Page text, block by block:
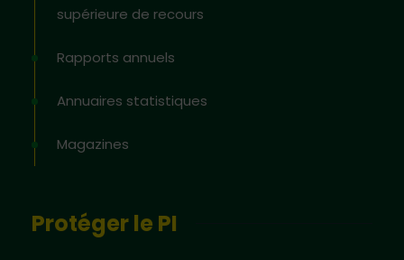
supérieure de recours
Rapports annuels
Annuaires statistiques
Magazines
Protéger le PI